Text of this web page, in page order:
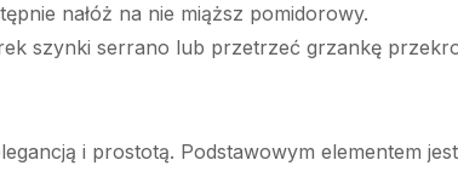
nałóż na nie miąższ pomidorowy.
szynki serrano lub przetrzeć grzankę
i prostotą. Podstawowym elementem jest